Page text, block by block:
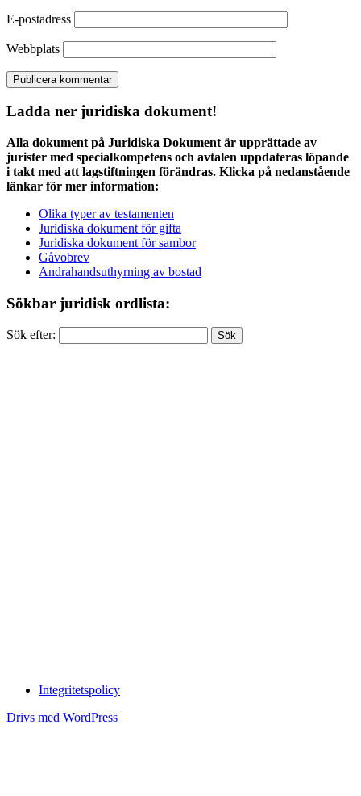
E-postadress
Webbplats
Ladda ner juridiska dokument!
Alla dokument på Juridiska Dokument är upprättade av
jurister med specialkompetens och avtalen uppdateras löpande
i takt med att lagstiftningen förändras. Klicka på nedanstående
länkar för mer information:
Olika typer av testamenten
Juridiska dokument för gifta
Juridiska dokument för sambor
Gåvobrev
Andrahandsuthyrning av bostad
Sökbar juridisk ordlista:
Sök efter:
Integritetspolicy
Drivs med WordPress